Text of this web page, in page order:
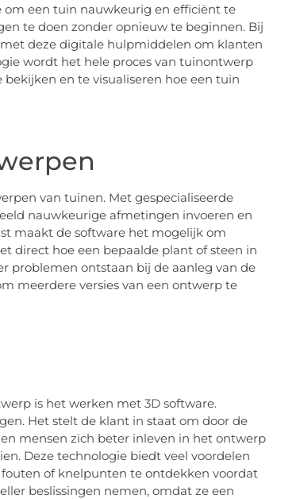
een tuin nauwkeurig en efficiënt te
te doen zonder opnieuw te beginnen. Bij
deze digitale hulpmiddelen om klanten
wordt het hele proces van tuinontwerp
en te visualiseren hoe een tuin
van tuinen. Met gespecialiseerde
nauwkeurige afmetingen invoeren en
maakt de software het mogelijk om
direct hoe een bepaalde plant of steen in
problemen ontstaan bij de aanleg van de
meerdere versies van een ontwerp te
is het werken met 3D software.
Het stelt de klant in staat om door de
mensen zich beter inleven in het ontwerp
Deze technologie biedt veel voordelen
of knelpunten te ontdekken voordat
beslissingen nemen, omdat ze een